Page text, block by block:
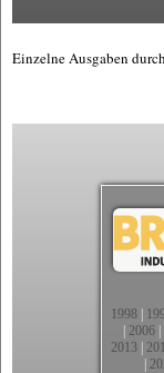
Einzelne Ausgaben
1998
2006
2013